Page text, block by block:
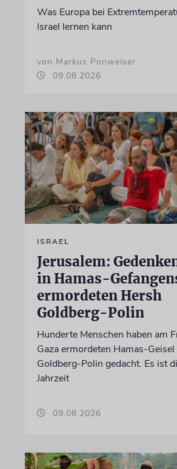
Was Europa bei
Israel lernen kann
von Markus Ponweiser
09.08.2026
ISRAEL
Jerusalem:
in Hamas-
ermordeten Hersh
Goldberg-Polin
Hunderte Menschen haben am
Gaza ermordeten Hamas-
Goldberg-Polin gedacht. Es ist
Jahrzeit
09.08.2026